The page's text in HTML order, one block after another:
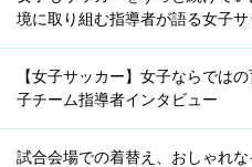
境に取り組む指導者が語る女子
【女子サッカー】女子ならでは
子チーム指導者インタビュー
試合会場での着替え、おしゃれ